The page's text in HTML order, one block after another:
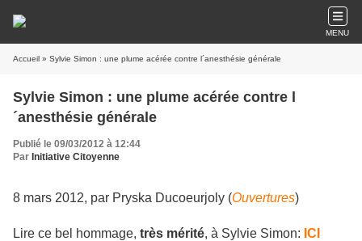
MENU
Accueil » Sylvie Simon : une plume acérée contre l´anesthésie générale
Sylvie Simon : une plume acérée contre l
´anesthésie générale
Publié le 09/03/2012 à 12:44
Par Initiative Citoyenne
8 mars 2012, par Pryska Ducoeurjoly (Ouvertures)
Lire ce bel hommage, très mérité, à Sylvie Simon: ICI